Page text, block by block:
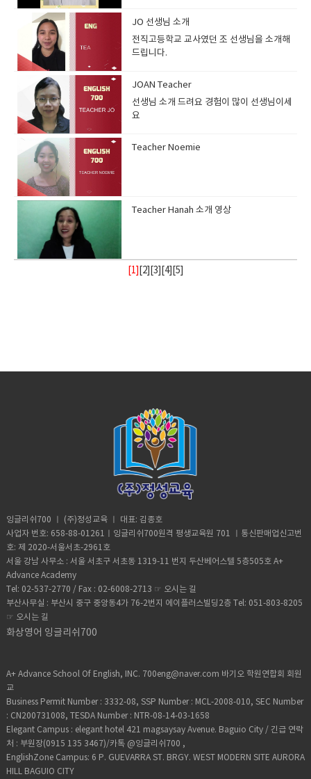
JO 선생님 소개
전직고등학교 교사였던 조 선생님을 소개해
드립니다.
JOAN Teacher
선생님 소개 드려요 경험이 많이 선생님이세
Teacher Noemie
Teacher Hanah 소개 영상
[1] 2][ 3 4][ 5
잉글리쉬700 ㅣ (주)정성교육 ㅣ 대표: 김종호
사업자 번호: 658-88-01261ㅣ잉글리쉬700원격 평생교육원 701 ㅣ통신판매업신고번
호: 제 2020-서울서초-2961호
서울 강남 사무소 : 서울 서초구 서초동 1319-11 번지 두산베어스텔 5층505호 A+
Advance Academy
Tel: 02-537-2770 / Fax : 02-6008-2713 ☞ 오시는 길
부산사무실 : 부산시 중구 중앙동4가 76-2번지 에이플러스빌딩2층 Tel: 051-803-8205
☞ 오시는 길
화상영어 잉글리쉬700
A+ Advance School Of English, INC. 700eng@naver.com 바기오 학원연합회 회원
교
Business Permit Number : 3332-08, SSP Number : MCL-2008-010, SEC Number
: CN200731008, TESDA Number : NTR-08-14-03-1658
Elegant Campus : elegant hotel 421 magsaysay Avenue. Baguio City / 긴급 연락
처 : 부원장(0915 135 3467)/카톡 @잉글리쉬700 ,
EnglishZone Campus: 6 P. GUEVARRA ST. BRGY. WEST MODERN SITE AURORA
HILL BAGUIO CITY